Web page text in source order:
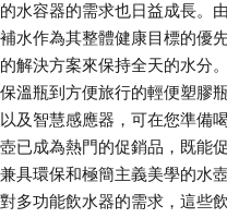
水容器的需求也日益成長。
水作為其整體健康目標的優
解決方案來保持全天的水分
溫瓶到方便旅行的輕便塑膠
及智慧感應器，可在您準備
已成為熱門的促銷品，既能
具環保和極簡主義美學的水
多功能飲水器的需求，這些